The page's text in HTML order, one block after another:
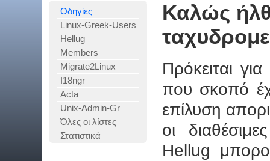
Οδηγίες
Linux-Greek-Users
Hellug
Members
Migrate2Linux
I18ngr
Acta
Unix-Admin-Gr
Όλες οι λίστες
Στατιστικά
Καλώς
Πρόκειται
που σκοπό
επίλυση
οι
Hellug